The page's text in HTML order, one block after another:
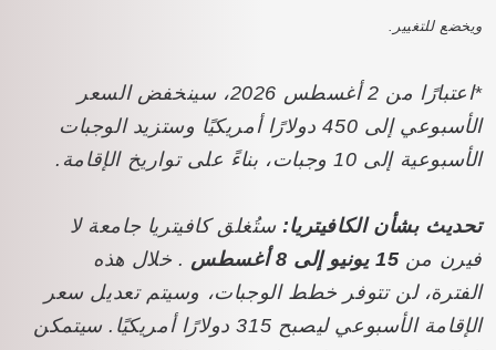
ويخضع للتغيير.
*اعتبارًا من 2 أغسطس 2026، سينخفض ​​السعر
الأسبوعي إلى 450 دولارًا أمريكيًا وستزيد الوجبات
الأسبوعية إلى 10 وجبات، بناءً على تواريخ الإقامة.
تحديث بشأن الكافيتريا: ستُغلق كافيتريا جامعة لا
فيرن من15 يونيو إلى 8 أغسطس
. خلال هذه
الفترة، لن تتوفر خطط الوجبات، وسيتم تعديل سعر
الإقامة الأسبوعي ليصبح 315 دولارًا أمريكيًا. سيتمكن